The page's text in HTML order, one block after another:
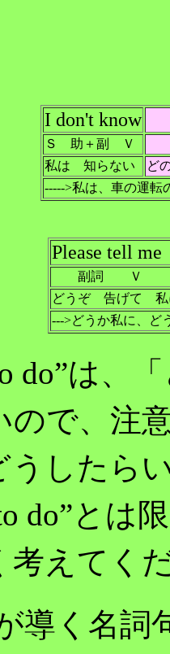
I don't know
Ｓ 助＋副 Ｖ
私は 知らない
ど
----->私は、車の運転
Please tell me
副詞 Ｖ
どうぞ 告げて 私
--->どうか私に、ど
do”は、
ので、注
うしたら
do”とは
考えてく
導く名